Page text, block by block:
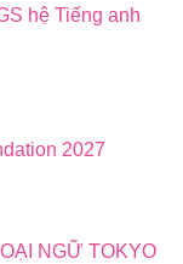
hệ Tiếng anh
2027
NGỮ TOKYO